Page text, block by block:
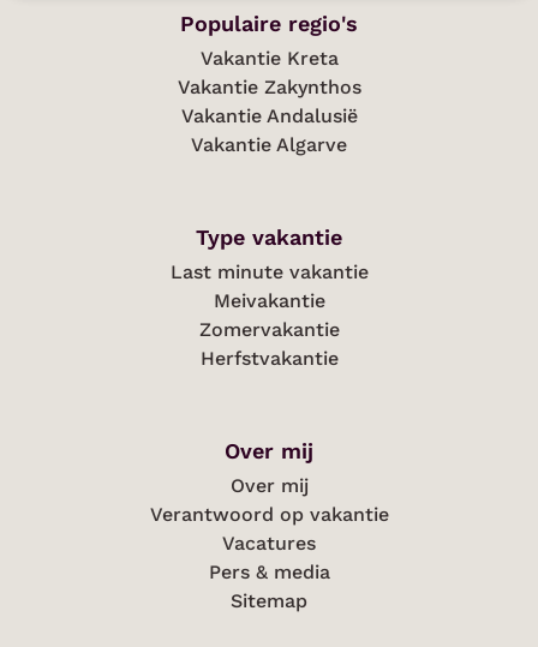
Populaire regio's
Vakantie Kreta
Vakantie Zakynthos
Vakantie Andalusië
Vakantie Algarve
Type vakantie
Last minute vakantie
Meivakantie
Zomervakantie
Herfstvakantie
Over mij
Over mij
Verantwoord op vakantie
Vacatures
Pers & media
Sitemap